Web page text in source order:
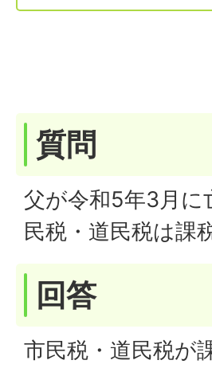
質問
父が令和5年3月に
民税・道民税は課
回答
市民税・道民税が